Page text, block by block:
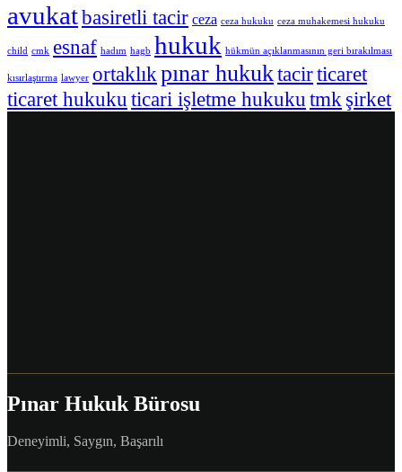
avukatbasiretli tacir ceza ceza hukuku ceza muhakemesi hukuku
child cmk esnaf hadım hagb hukuk hükmün açıklanmasının geri bırakılması
kısırlaştırma lawyer ortaklıkpınar hukuktacirticaret
ticaret hukuku ticari işletme hukuku tmk şirket
Pınar Hukuk Bürosu
Deneyimli, Saygın, Başarılı